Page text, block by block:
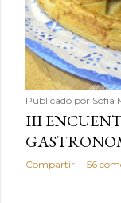
Publicado por Sofía
III
Compartir 56